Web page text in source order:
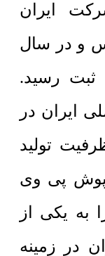
ایران
و در سال
ثبت رسید.
ایران در
تولید
کفپوش پی وی
به یکی از
در زمینه